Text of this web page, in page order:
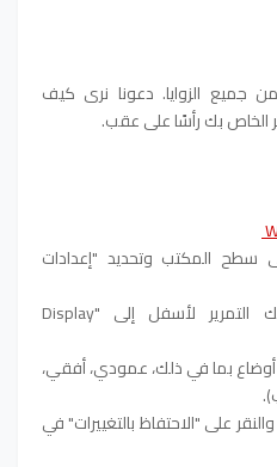
جميع الزوايا. دعونا نرى كيف
الخاص بك رأسًا على عقب.
سطح المكتب وتحديد "إعدادات
2. بمجرد فتح النافذة، يمكنك التمرير لأسفل إلى "Display
3. والنقر عليها. ستقدم الخيارات 4 أوضاع بما في ذلك، عمودي، أفقي،
على "الاحتفاظ بالتغييرات" في